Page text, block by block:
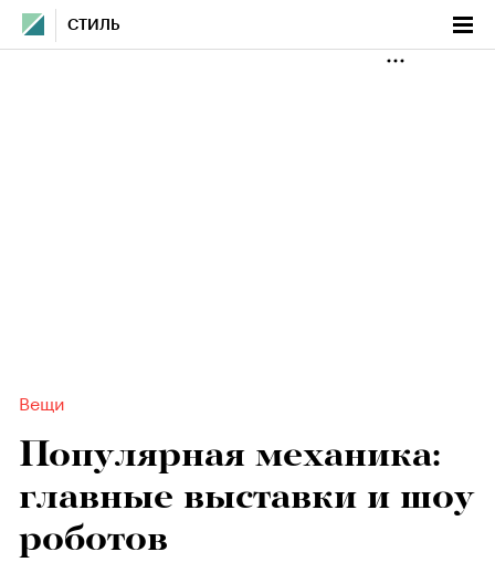
СТИЛЬ
Вещи
Популярная механика:
главные выставки и шоу
роботов